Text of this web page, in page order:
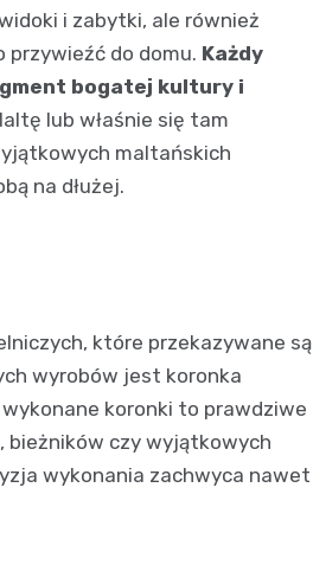
i zabytki, ale również
do domu. Każdy
bogatej kultury i
lub właśnie się tam
maltańskich
na dłużej.
które przekazywane są
wyrobów jest koronka
wykonane koronki to prawdziwe
bieżników czy wyjątkowych
wykonania zachwyca nawet